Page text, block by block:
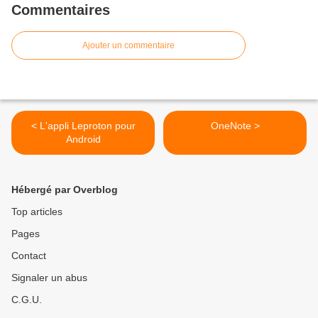
Commentaires
Ajouter un commentaire
< L'appli Leproton pour
Android
OneNote >
Hébergé par Overblog
Top articles
Pages
Contact
Signaler un abus
C.G.U.